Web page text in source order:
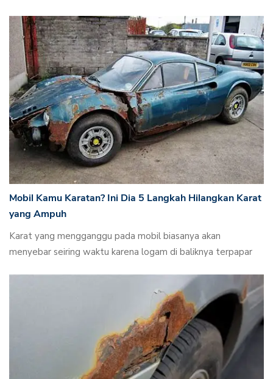
Mobil Kamu Karatan? Ini Dia 5 Langkah Hilangkan Karat
yang Ampuh
Karat yang mengganggu pada mobil biasanya akan
menyebar seiring waktu karena logam di baliknya terpapar